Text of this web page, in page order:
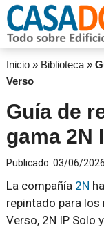
Inicio» Biblioteca»
Verso
Guía de
gama 2N
Publicado: 03/06/2026
La compañía 2N
repintado para
Verso, 2N IP Solo